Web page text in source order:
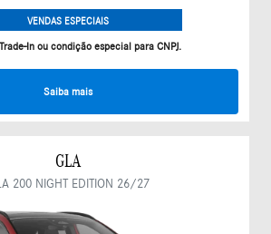
VENDAS ESPECIAIS
In ou condição especial para CNPJ.
Saiba mais
GLA
200 NIGHT EDITION 26/27